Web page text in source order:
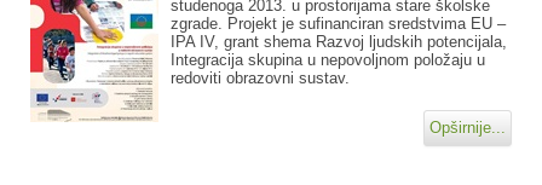
studenoga 2013. u prostorijama stare školske
zgrade. Projekt je sufinanciran sredstvima EU –
IPA IV, grant shema Razvoj ljudskih potencijala,
Integracija skupina u nepovoljnom položaju u
redoviti obrazovni sustav.
Opširnije...